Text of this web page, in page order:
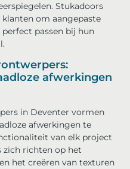
Stukadoors
om aangepaste
passen bij hun
afwerkingen
in Deventer vormen
afwerkingen te
van elk project
zich richten op het
het creëren van texturen